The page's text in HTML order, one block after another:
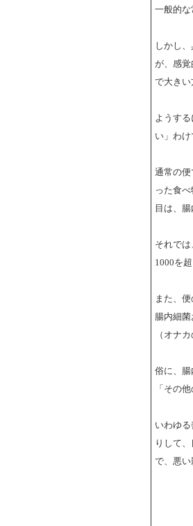
一般的な
しかし
が、感
で大きい
ようす
い」わ
通常の
った食
目は、
それで
1000を
また、
腸内細
（オナ
俗に、腸
「その
いわゆ
りして
で、悪い